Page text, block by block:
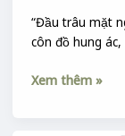
“Đầu trâu mặt
côn đồ hung
Xem thêm »